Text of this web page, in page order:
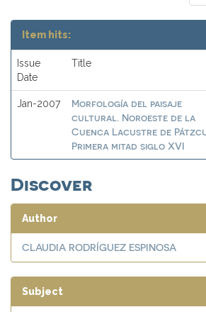
Item hits:
Issue
Date
Title
Jan-2007
Morfología del paisaje
cultural. Noroeste de la
Cuenca Lacustre de
Primera mitad siglo XVI
Discover
Author
CLAUDIA RODRÍGUEZ ESPINOSA
Subject